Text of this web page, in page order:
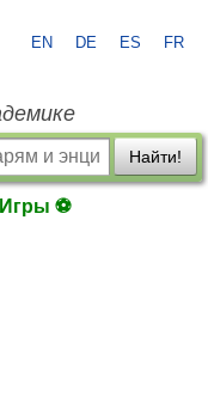
EN DE ES FR
Найти!
Игры ⚽